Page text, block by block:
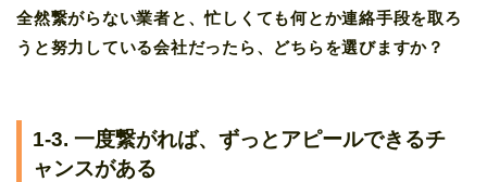
全然繋がらない業者と、忙しくても何とか連絡手段を取ろ
うと努力している会社だったら、どちらを選びますか？
1-3. 一度繋がれば、ずっとアピールできるチ
ャンスがある